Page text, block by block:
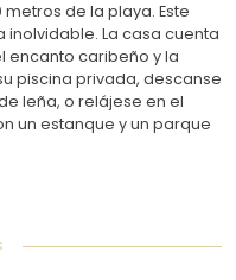
de la playa. Este
La casa cuenta
encanto caribeño y la
piscina privada, descanse
leña, o relájese en el
un estanque y un parque
y ventiladores, y tiene